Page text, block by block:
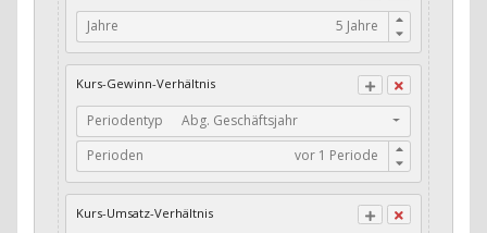
CFO / Interest Expense
Current Ratio
Long-Term Debt to Working Capital
Dividenden-Check
Jahre
Kurs-Gewinn-Verhältnis
Periodentyp
Abg. Geschäftsjahr
Perioden
Kurs-Umsatz-Verhältnis